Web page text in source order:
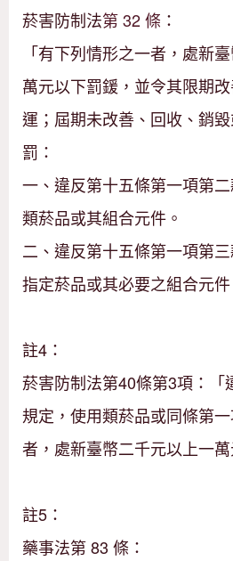
菸害防制法第 32 條 ：
「有下列情形之一者，處新
萬元以下罰鍰，並令其限期
運；屆期未改善、回收、銷
罰：
一、違反第十五條第一項第
類菸品或其組合元件。
二、違反第十五條第一項第
指定菸品或其必要之組合元件
註4：
菸害防制法第40條第3項：「
規定，使用類菸品或同條第
者，處新臺幣二千元以上一萬
註5：
藥事法第 83 條：